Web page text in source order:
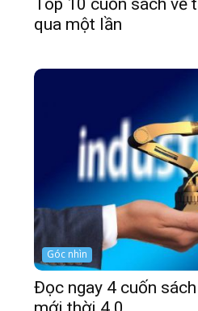
qua một lần
Góc nhìn
Đọc ngay 4 cuốn